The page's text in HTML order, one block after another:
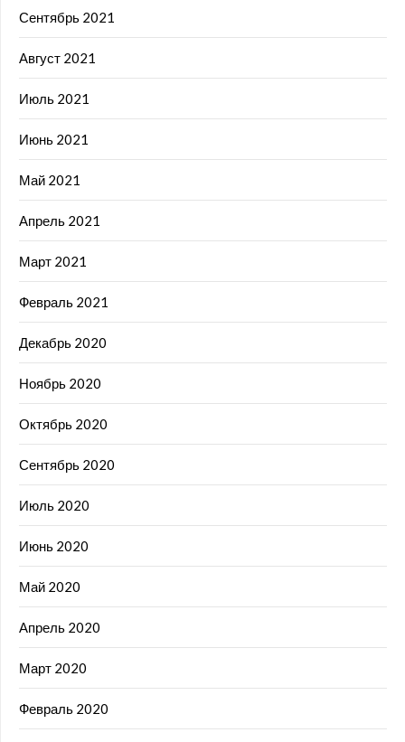
Сентябрь 2021
Август 2021
Июль 2021
Июнь 2021
Май 2021
Апрель 2021
Март 2021
Февраль 2021
Декабрь 2020
Ноябрь 2020
Октябрь 2020
Сентябрь 2020
Июль 2020
Июнь 2020
Май 2020
Апрель 2020
Март 2020
Февраль 2020